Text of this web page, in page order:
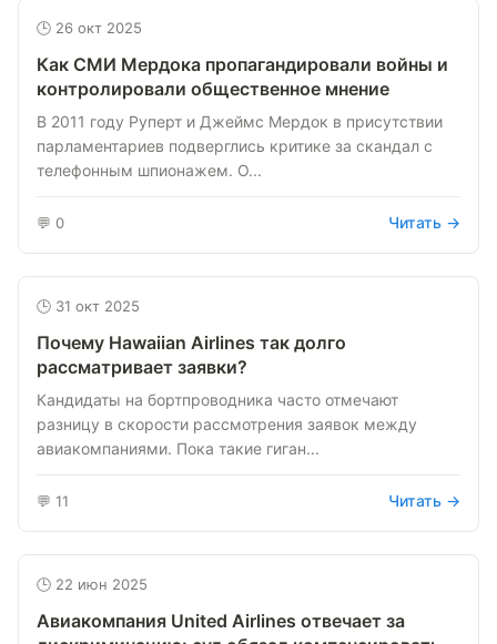
🕒 26 окт 2025
Как СМИ Мердока пропагандировали войны и
контролировали общественное мнение
В 2011 году Руперт и Джеймс Мердок в присутствии
парламентариев подверглись критике за скандал с
телефонным шпионажем. О...
💬 0 Читать →
🕒 31 окт 2025
Почему Hawaiian Airlines так долго
рассматривает заявки?
Кандидаты на бортпроводника часто отмечают
разницу в скорости рассмотрения заявок между
авиакомпаниями. Пока такие гиган...
💬 11 Читать →
🕒 22 июн 2025
Авиакомпания United Airlines отвечает за